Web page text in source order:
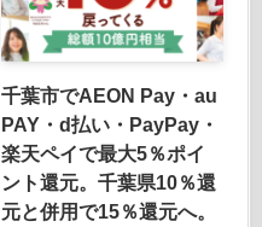
千葉市でAEON Pay・au
PAY・d払い・PayPay・
楽天ペイで最大5％ポイ
ント還元。千葉県10％還
元と併用で15％還元へ。